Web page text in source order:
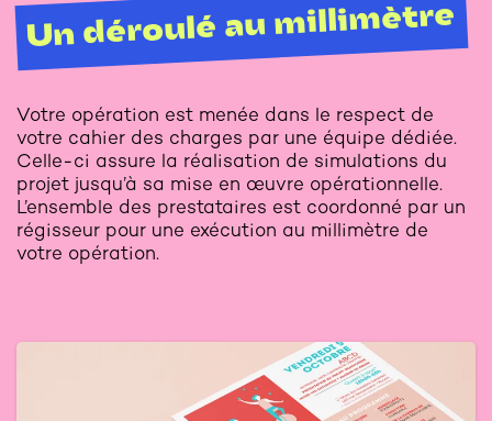
Un déroulé au millimètre
Votre opération est menée dans le respect de
votre cahier des charges par une équipe dédiée.
Celle-ci assure la réalisation de simulations du
projet jusqu’à sa mise en œuvre opérationnelle.
L’ensemble des prestataires est coordonné par un
régisseur pour une exécution au millimètre de
votre opération.